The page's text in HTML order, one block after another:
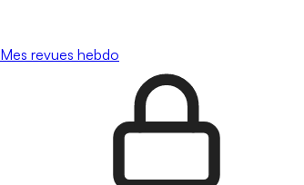
Mes revues hebdo